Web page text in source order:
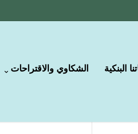
البنكية الشكاوي والاقتراحات